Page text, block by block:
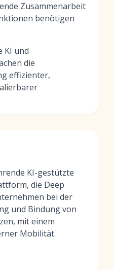
Zusammenarbeit
benötigen
KI und
die
effizienter,
KI-gestützte
die Deep
bei der
und Bindung von
mit einem
Mobilität.